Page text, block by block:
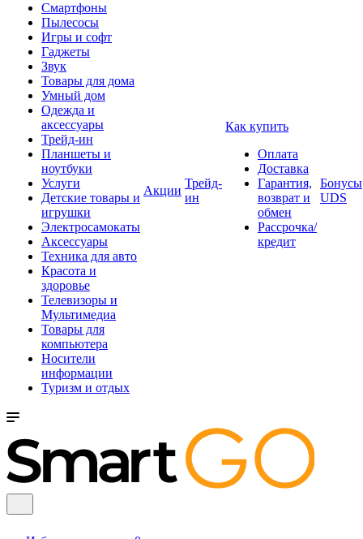
Смартфоны
Пылесосы
Игры и софт
Гаджеты
Звук
Товары для дома
Умный дом
Одежда и
аксессуары
Трейд-ин
Планшеты и
ноутбуки
Услуги
Детские товары и
игрушки
Электросамокаты
Аксессуары
Техника для авто
Красота и
здоровье
Телевизоры и
Мультимедиа
Товары для
компьютера
Носители
информации
Туризм и отдых
Акции
Трейд-
ин
Как купить
Оплата
Доставка
Гарантия,
возврат и
обмен
Рассрочка/
кредит
Бонусы
UDS